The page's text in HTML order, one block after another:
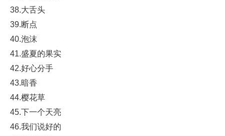
38.大舌头
39.断点
40.泡沫
41.盛夏的果实
42.好心分手
43.暗香
44.樱花草
45.下一个天亮
46.我们说好的